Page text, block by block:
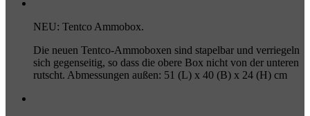
NEU: Tentco Ammobox.
Die neuen Tentco-Ammoboxen sind stapelbar und verriegeln
sich gegenseitig, so dass die obere Box nicht von der unteren
rutscht. Abmessungen außen: 51 (L) x 40 (B) x 24 (H) cm